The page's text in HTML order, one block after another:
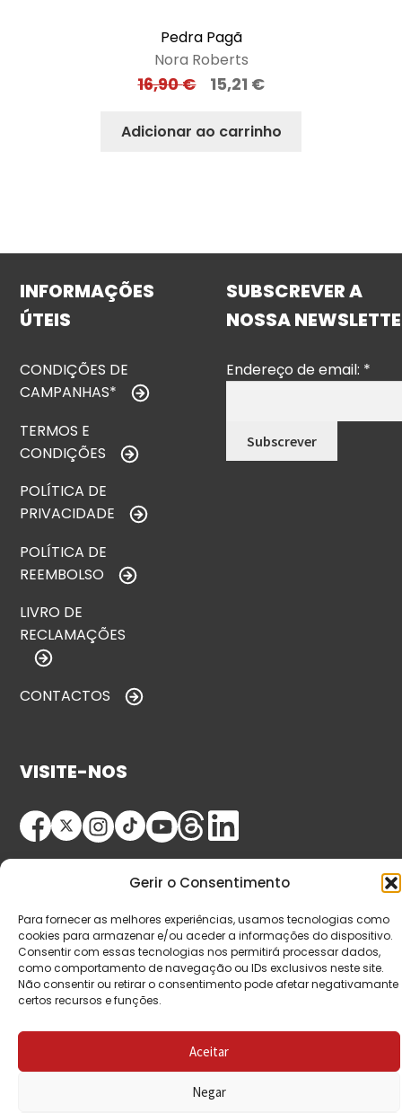
Gerir o Consentimento
Para fornecer as melhores experiências, usamos tecnologias como
cookies para armazenar e/ou aceder a informações do dispositivo.
Consentir com essas tecnologias nos permitirá processar dados,
como comportamento de navegação ou IDs exclusivos neste site.
Não consentir ou retirar o consentimento pode afetar negativamante
certos recursos e funções.
Aceitar
Negar
Pedra Pagã
Nora Roberts
16,90€ 15,21 €
Adicionar ao carrinho
INFORMAÇÕES
ÚTEIS
CONDIÇÕES DE
CAMPANHAS*
TERMOS E
CONDIÇÕES
POLÍTICA DE
PRIVACIDADE
POLÍTICA DE
REEMBOLSO
LIVRO DE
RECLAMAÇÕES
CONTACTOS
SUBSCREVER A
NOSSA
Endereço de email: *
VISITE-NOS
© Copyright 2026 Saída de Emergência. Todos os
direitos reservados.